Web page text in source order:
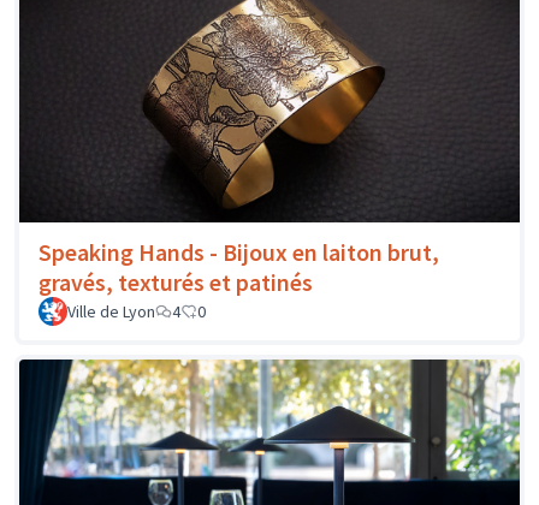
Speaking Hands - Bijoux en laiton brut,
gravés, texturés et patinés
Ville de Lyon 4 0